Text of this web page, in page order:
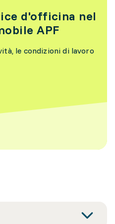
d'officina nel
APF
le condizioni di lavoro